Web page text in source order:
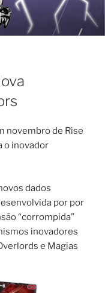
novembro de Rise
o inovador
dados
por por
“corrompida”
inovadores
e Magias